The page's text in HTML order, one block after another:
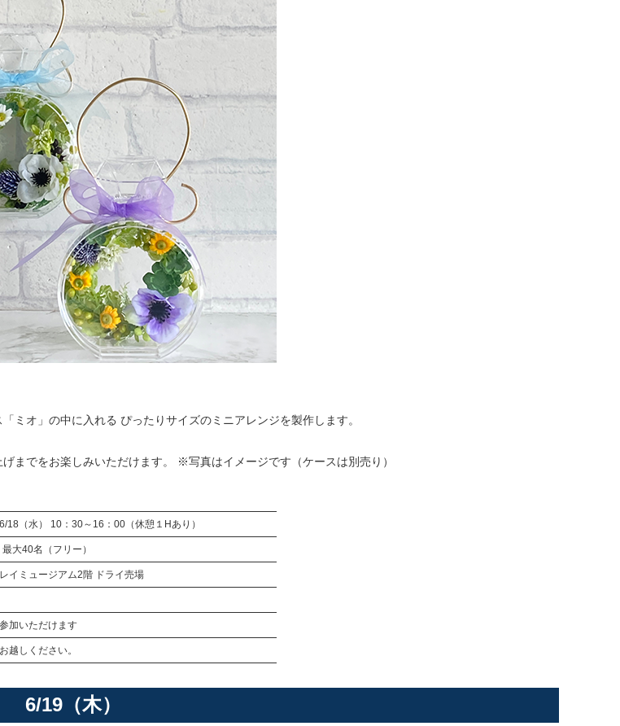
ミオ」の中に入れる ぴったりサイズのミニアレンジを製作します。
までをお楽しみいただけます。 ※写真はイメージです（ケースは別売り）
18（水） 10：30～16：00（休憩１Hあり）
大40名（フリー）
イミュージアム2階 ドライ売場
加いただけます
越しください。
6/19（木）